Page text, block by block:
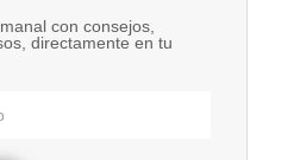
con consejos,
directamente en tu